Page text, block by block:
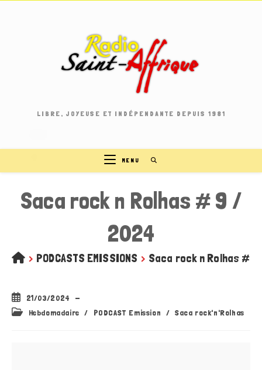
LIBRE, JOYEUSE ET INDÉPENDANTE DEPUIS 1981
MENU
Saca rock n Rolhas # 9 /
2024
> PODCASTS EMISSIONS > Saca rock n Rolhas #
Publication
publiée :
21/03/2024
Post Hebdomadaire / PODCAST Emission / Saca rock'n'Rolhas